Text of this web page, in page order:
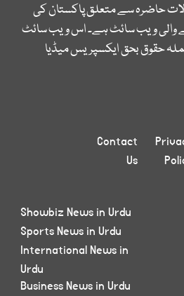
حاضرہ سے متعلق پاکستان کی
والی ویب سائٹ ہے۔ اس ویب سائٹ
حقوق بحق ایکسپریس میڈیا
Contact
Us
Showbiz News in Urdu
Sports News in Urdu
International News in
Urdu
Business News in Urdu